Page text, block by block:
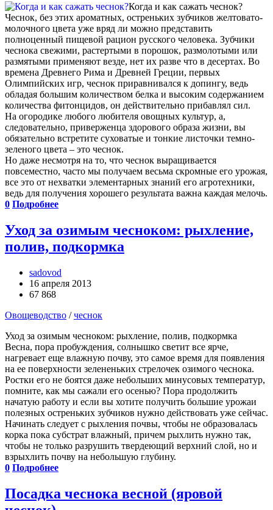
Когда и как сажать чеснок?
Чеснок, без этих ароматных, остреньких зубчиков желтовато-
молочного цвета уже вряд ли можно представить
полноценный пищевой рацион русского человека. Зубчики
чеснока свежими, растертыми в порошок, размолотыми или
размятыми применяют везде, нет их разве что в десертах. Во
времена Древнего Рима и Древней Греции, первых
Олимпийских игр, чеснок приравнивался к допингу, ведь
обладая большим количеством белка и высоким содержанием
количества фитонцидов, он действительно прибавлял сил.
На огородике любого любителя овощных культур, а,
следовательно, приверженца здорового образа жизни, вы
обязательно встретите суховатые и тонкие листочки темно-
зеленого цвета – это чеснок.
Но даже несмотря на то, что чеснок выращивается
повсеместно, часто мы получаем весьма скромные его урожая,
все это от нехватки элементарных знаний его агротехники,
ведь для получения хорошего результата важна каждая мелочь.
0 Подробнее
Уход за озимым чесноком: рыхление,
полив, подкормка
sadovod
16 апреля 2013
67 868
Овощеводство /чеснок
Уход за озимым чесноком: рыхление, полив, подкормка
Весна, пора пробуждения, солнышко светит все ярче,
нагревает еще влажную почву, это самое время для появления
на ее поверхности зелененьких стрелочек озимого чеснока.
Ростки его не боятся даже небольших минусовых температур,
помните, как мы сажали его осенью? Пора продолжить
начатую работу и если вы хотите получить большие урожаи
полезных остреньких зубчиков нужно действовать уже сейчас.
Начинать следует с рыхления почвы, чтобы не образовалась
корка пока субстрат влажный, причем рыхлить нужно так,
чтобы не только разрушить твердеющий верхний слой, но и
взрыхлить почву на небольшую глубину.
0 Подробнее
Посадка чеснока весной (яровой